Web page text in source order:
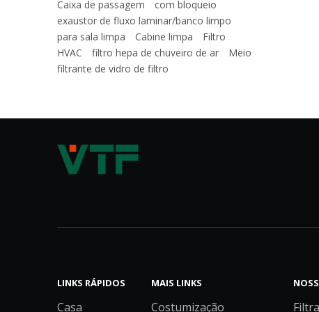
Caixa de passagem
com bloqueio
exaustor de fluxo laminar/banco limpo
para sala limpa
Cabine limpa
Filtro
HVAC
filtro hepa de chuveiro de ar
Meio
filtrante de vidro de filtro
LINKS RÁPIDOS
Casa
MAIS LINKS
Costumização